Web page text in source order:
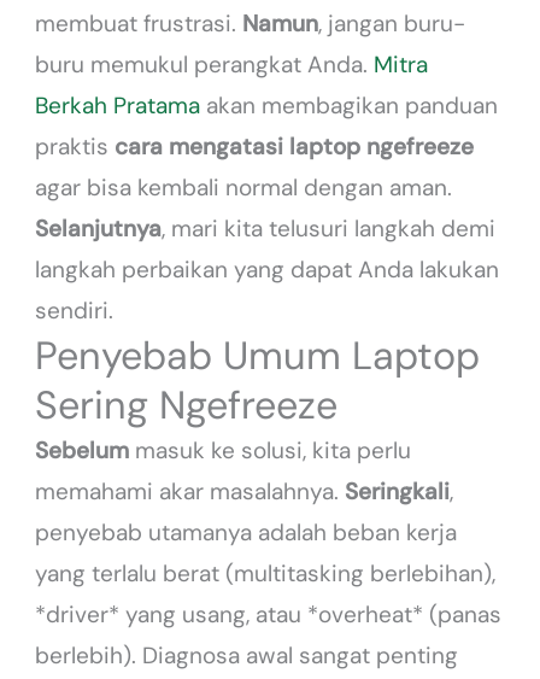
membuat frustrasi. Namun, jangan buru-
buru memukul perangkat Anda. Mitra
Berkah Pratama akan membagikan panduan
praktis cara mengatasi laptop ngefreeze
agar bisa kembali normal dengan aman.
Selanjutnya, mari kita telusuri langkah demi
langkah perbaikan yang dapat Anda lakukan
sendiri.
Penyebab Umum Laptop
Sering Ngefreeze
Sebelum masuk ke solusi, kita perlu
memahami akar masalahnya. Seringkali,
penyebab utamanya adalah beban kerja
yang terlalu berat (multitasking berlebihan),
*driver* yang usang, atau *overheat* (panas
berlebih). Diagnosa awal sangat penting